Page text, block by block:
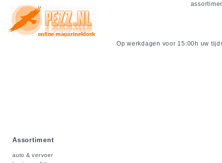
Op werkdagen voor 15:00h uw
Assortiment
auto & vervoer